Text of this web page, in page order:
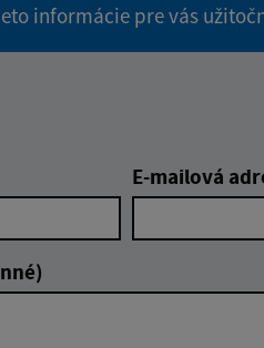
informácie pre vás
E-mailová